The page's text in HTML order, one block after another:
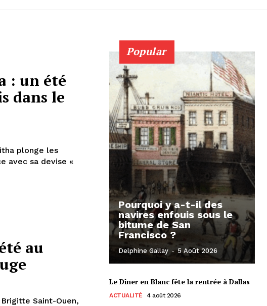
: un été
dans le
plonge les
avec sa devise «
au
Saint-Ouen,
Popular
Pourquoi y a-t-il des
navires enfouis sous le
bitume de San
Francisco ?
Delphine Gallay - 5 Août 2026
Le Dîner en Blanc fête la rentrée à Dallas
ACTUALITÉ 4 août 2026